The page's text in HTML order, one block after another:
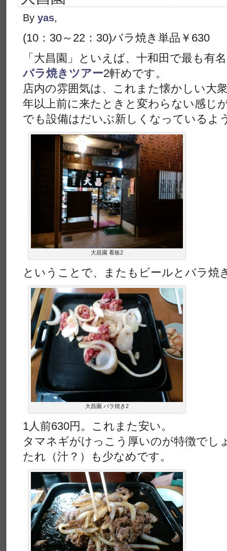
By yas,
(10：30～22：30)バラ焼き単品￥630
「大昌園」といえば、十和田で最も有
バラ焼きツアー2軒めです。
店内の雰囲気は、これまた懐かしい大
年以上前に来たときと変わらない感じ
でも設備はだいぶ新しくなっているよ
大昌園 看板2
ということで、またもビールとバラ焼
大昌園 バラ焼き2
1人前630円。これまた安い。
タマネギがけっこう厚いのが特徴でし
たれ（汁？）も少なめです。